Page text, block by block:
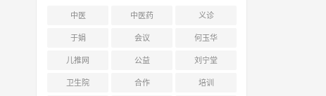
中医 中医药 义诊
于娟 会议 何玉华
儿推网 公益 刘宁堂
卫生院 合作 培训